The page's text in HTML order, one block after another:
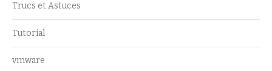
Trucs et Astuces
Tutorial
vmware